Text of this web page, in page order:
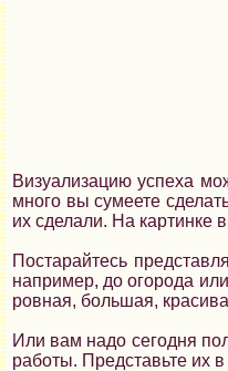
Визуализацию успеха
много вы сумеете
их сделали. На картинке
Постарайтесь
например, до огорода
ровная, большая,
Или вам надо сегодня
работы. Представьте их